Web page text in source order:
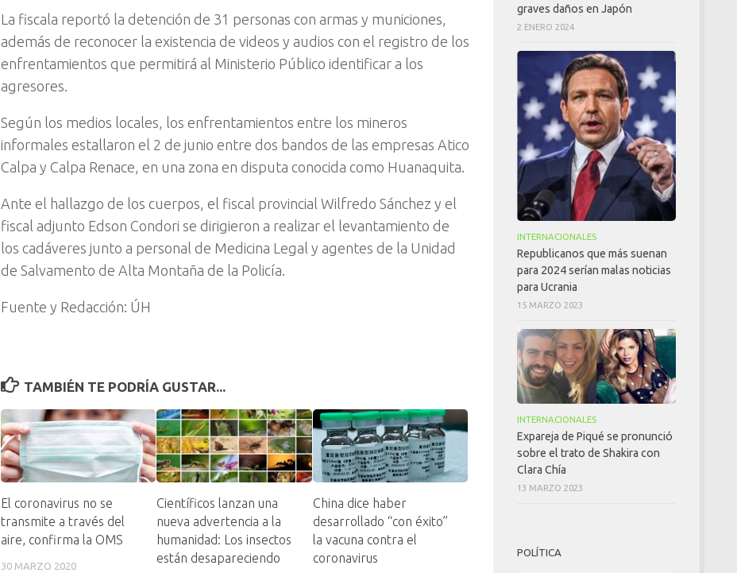
La fiscala reportó la detención de 31 personas con armas y municiones,
además de reconocer la existencia de videos y audios con el registro de los
enfrentamientos que permitirá al Ministerio Público identificar a los
agresores.
Según los medios locales, los enfrentamientos entre los mineros
informales estallaron el 2 de junio entre dos bandos de las empresas Atico
Calpa y Calpa Renace, en una zona en disputa conocida como Huanaquita.
Ante el hallazgo de los cuerpos, el fiscal provincial Wilfredo Sánchez y el
fiscal adjunto Edson Condori se dirigieron a realizar el levantamiento de
los cadáveres junto a personal de Medicina Legal y agentes de la Unidad
de Salvamento de Alta Montaña de la Policía.
Fuente y Redacción: ÚH
TAMBIÉN TE PODRÍA GUSTAR...
El coronavirus no se
transmite a través del
aire, confirma la OMS
30 MARZO 2020
Científicos lanzan una
nueva advertencia a la
humanidad: Los insectos
están desapareciendo
China dice haber
desarrollado “con éxito”
la vacuna contra el
coronavirus
graves daños en Japón
2 ENERO 2024
INTERNACIONALES
Republicanos que más suenan
para 2024 serían malas noticias
para Ucrania
15 MARZO 2023
INTERNACIONALES
Expareja de Piqué se pronunció
sobre el trato de Shakira con
Clara Chía
13 MARZO 2023
POLÍTICA